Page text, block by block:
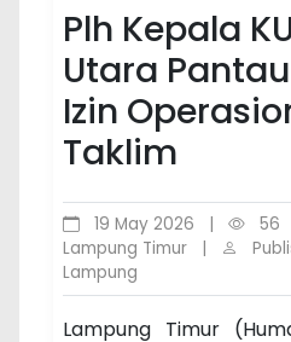
Plh Kepala
Utara
Izin
Taklim
19 May 2026 56
Lampung Timur
Lampung
Lampung Timur